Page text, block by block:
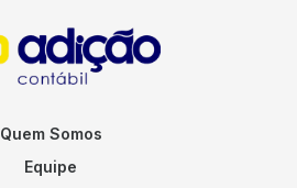
Quem Somos
Equipe